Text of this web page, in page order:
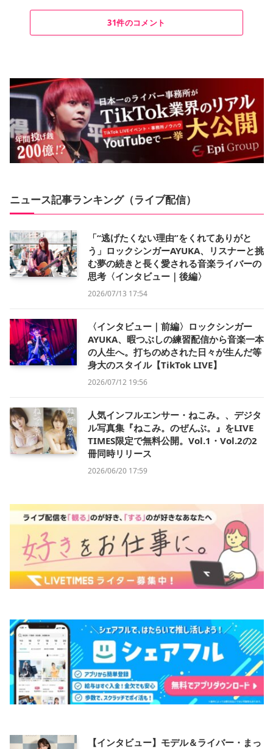
31件のコメント
ニュース記事ランキング（ライブ配信）
「“逃げたくない理由”をくれてありがと
う」ロックシンガーAYUKA、リスナーと挑
む夢の続きと長く愛される音楽ライバーの
思考〈インタビュー｜後編〉
2026/07/13 17:54
〈インタビュー｜前編〉ロックシンガー
AYUKA、暇つぶしの練習配信から音楽一本
の人生へ。打ちのめされた日々が生んだ等
身大のスタイル【TikTok LIVE】
2026/07/12 19:56
人気インフルエンサー・ねこみ。、デジタ
ル写真集『ねこみ。のぜんぶ。』をLIVE
TIMES限定で無料公開。Vol.1・Vol.2の2
冊同時リリース
2026/06/20 17:59
【インタビュー】モデル＆ライバー・まっ